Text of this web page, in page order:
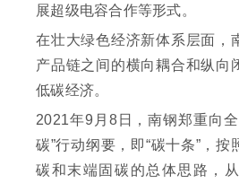
展超级电容合作等形式。
在壮大绿色经济新体系层面，
产品链之间的横向耦合和纵向
低碳经济。
2021年9月8日，南钢郑重向
碳”行动纲要，即“碳十条”，
碳和末端固碳的总体思路，